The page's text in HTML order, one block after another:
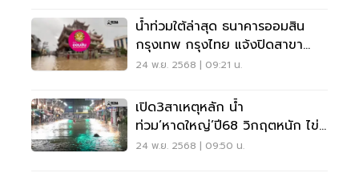
น้ำท่วมใต้ล่าสุด ธนาคารออมสิน
กรุงเทพ กรุงไทย แจ้งปิดสาขา
ชั่วคราวใน 5 จว.
24 พ.ย. 2568 | 09:21 น.
เปิด3สาเหตุหลัก น้ำ
ท่วม’หาดใหญ่’ปี68 วิกฤตหนัก ไข่
แดงเศรษฐกิจพัง
24 พ.ย. 2568 | 09:50 น.